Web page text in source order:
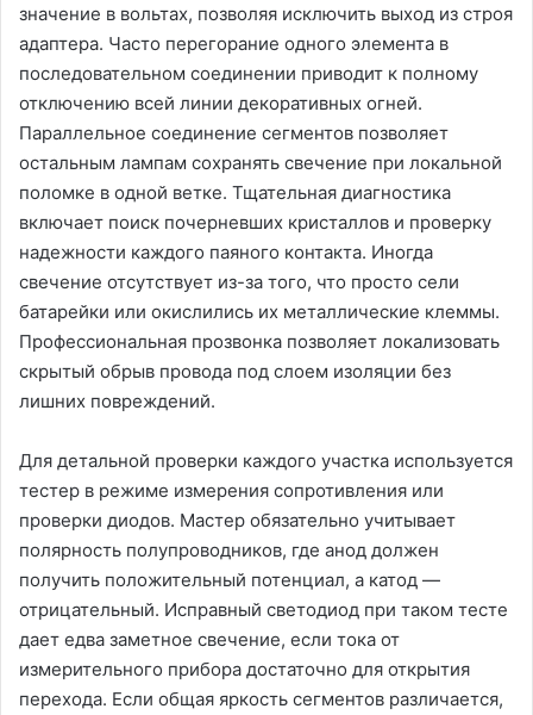
значение в вольтах, позволяя исключить выход из строя
адаптера. Часто перегорание одного элемента в
последовательном соединении приводит к полному
отключению всей линии декоративных огней.
Параллельное соединение сегментов позволяет
остальным лампам сохранять свечение при локальной
поломке в одной ветке. Тщательная диагностика
включает поиск почерневших кристаллов и проверку
надежности каждого паяного контакта. Иногда
свечение отсутствует из-за того, что просто сели
батарейки или окислились их металлические клеммы.
Профессиональная прозвонка позволяет локализовать
скрытый обрыв провода под слоем изоляции без
лишних повреждений.
Для детальной проверки каждого участка используется
тестер в режиме измерения сопротивления или
проверки диодов. Мастер обязательно учитывает
полярность полупроводников, где анод должен
получить положительный потенциал, а катод —
отрицательный. Исправный светодиод при таком тесте
дает едва заметное свечение, если тока от
измерительного прибора достаточно для открытия
перехода. Если общая яркость сегментов различается,